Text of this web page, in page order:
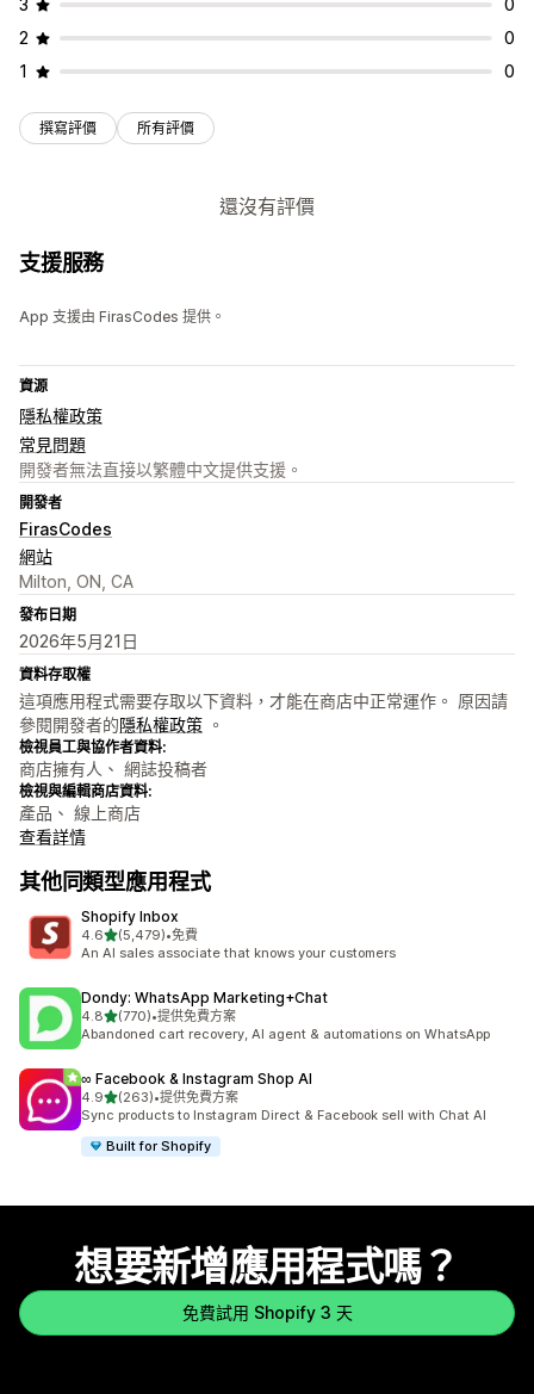
3
0
2
0
1
0
撰寫評價 所有評價
還沒有評價
支援服務
App 支援由 FirasCodes 提供。
資源
隱私權政策
常見問題
開發者無法直接以繁體中文提供支援。
開發者
FirasCodes
網站
Milton, ON, CA
發布日期
2026年5月21日
資料存取權
這項應用程式需要存取以下資料，才能在商店中正常運作。 原因請
參閱開發者的隱私權政策 。
檢視員工與協作者資料:
商店擁有人、 網誌投稿者
檢視與編輯商店資料:
產品、 線上商店
查看詳情
其他同類型應用程式
Shopify Inbox
4.6滿分 5 顆星
(5,479)
共有 5479 則評價
•免費
An AI sales associate that knows your customers
Dondy: WhatsApp Marketing+Chat
4.8滿分 5 顆星
(770)
共有 770 則評價
•提供免費方案
Abandoned cart recovery, AI agent & automations on WhatsApp
∞ Facebook & Instagram Shop AI
4.9滿分 5 顆星
(263)
共有 263 則評價
•提供免費方案
Sync products to Instagram Direct & Facebook sell with Chat AI
Built for Shopify
想要新增應用程式嗎？
免費試用 Shopify 3 天